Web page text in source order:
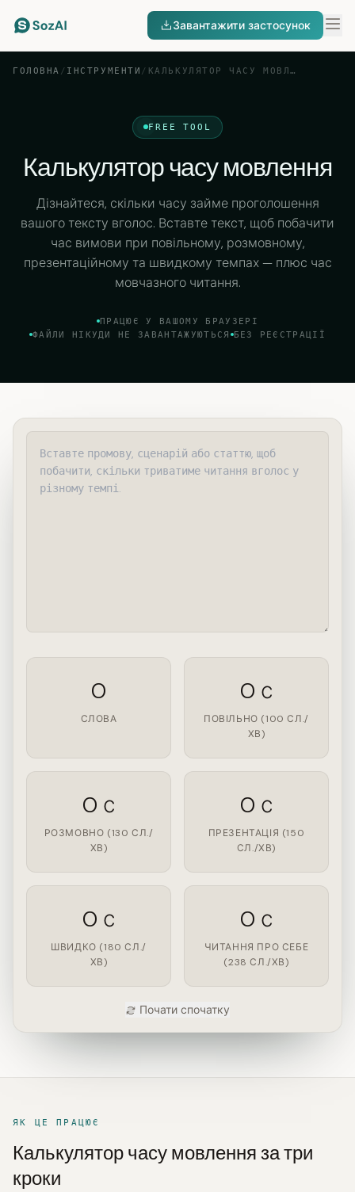
Завантажити застосунок
ГОЛОВНА / ІНСТРУМЕНТИ / КАЛЬКУЛЯТОР ЧАСУ МОВЛЕННЯ
FREE TOOL
Калькулятор часу мовлення
Дізнайтеся, скільки часу займе проголошення
вашого тексту вголос. Вставте текст, щоб побачити
час вимови при повільному, розмовному,
презентаційному та швидкому темпах — плюс час
мовчазного читання.
ПРАЦЮЄ У ВАШОМУ БРАУЗЕРІ
ФАЙЛИ НІКУДИ НЕ ЗАВАНТАЖУЮТЬСЯ БЕЗ РЕЄСТРАЦІЇ
0
СЛОВА
0 с
ПОВІЛЬНО (100 СЛ./
ХВ)
0 с
РОЗМОВНО (130 СЛ./
ХВ)
0 с
ПРЕЗЕНТАЦІЯ (150
СЛ./ХВ)
0 с
ШВИДКО (180 СЛ./
ХВ)
0 с
ЧИТАННЯ ПРО СЕБЕ
(238 СЛ./ХВ)
Почати спочатку
ЯК ЦЕ ПРАЦЮЄ
Калькулятор часу мовлення за три
кроки